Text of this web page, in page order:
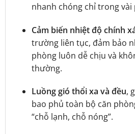
nhanh chóng chỉ trong vài
Cảm biến nhiệt độ chính
trường liên tục, đảm bảo
phòng luôn dễ chịu và
thường.
Luồng gió thổi xa và đều,
bao phủ toàn bộ căn
“chỗ lạnh, chỗ nóng”.